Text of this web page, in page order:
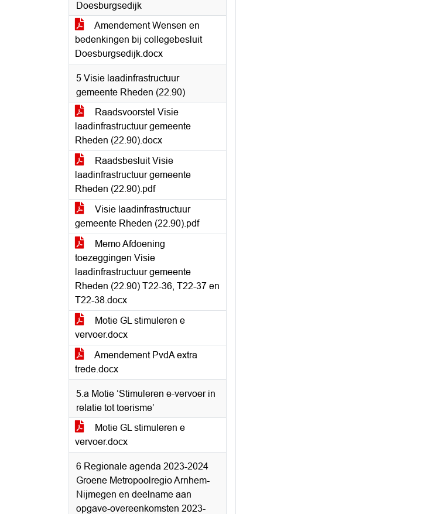
Doesburgsedijk
Amendement Wensen en
bedenkingen bij collegebesluit
Doesburgsedijk.docx
5 Visie laadinfrastructuur
gemeente Rheden (22.90)
Raadsvoorstel Visie
laadinfrastructuur gemeente
Rheden (22.90).docx
Raadsbesluit Visie
laadinfrastructuur gemeente
Rheden (22.90).pdf
Visie laadinfrastructuur
gemeente Rheden (22.90).pdf
Memo Afdoening
toezeggingen Visie
laadinfrastructuur gemeente
Rheden (22.90) T22-36, T22-37 en
T22-38.docx
Motie GL stimuleren e
vervoer.docx
Amendement PvdA extra
trede.docx
5.a Motie ‘Stimuleren e-vervoer in
relatie tot toerisme’
Motie GL stimuleren e
vervoer.docx
6 Regionale agenda 2023-2024
Groene Metropoolregio Arnhem-
Nijmegen en deelname aan
opgave-overeenkomsten 2023-